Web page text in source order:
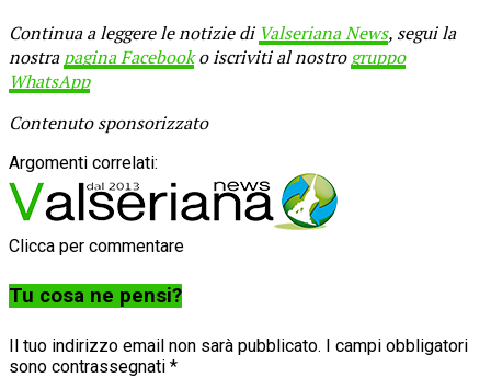
Continua a leggere le notizie di Valseriana News, segui la
nostrapagina Facebooko iscriviti al nostrogruppo
WhatsApp
Contenuto sponsorizzato
Argomenti correlati:
Clicca per commentare
Tu cosa ne pensi?
Il tuo indirizzo email non sarà pubblicato. I campi obbligatori
sono contrassegnati *